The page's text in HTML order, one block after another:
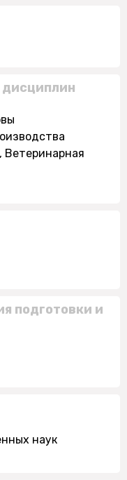
Ветеринарная
подготовки и
наук